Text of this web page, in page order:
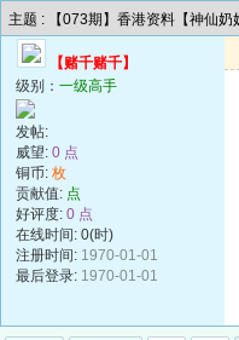
主题 : 【073期】香港资料【神仙奶
【赌千赌千】
级别： 一级高手
发帖:
威望: 0 点
铜币: 枚
贡献值: 点
好评度: 0 点
在线时间: 0(时)
注册时间: 1970-01-01
最后登录: 1970-01-01